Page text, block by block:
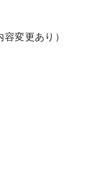
変更あり）